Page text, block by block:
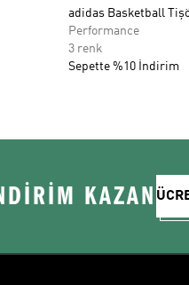
adidas Basketball
Performance
3 renk
Sepette %10 İndirim
KAZAN